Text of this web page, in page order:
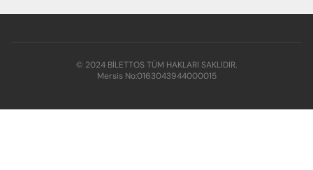
© 2024 BİLETTOS TÜM HAKLARI SAKLIDIR.
Mersis No:0163043944000015